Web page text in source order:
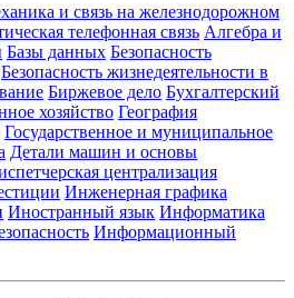
и связь на железнодорожном
телефонная связь Алгебра и
Базы данных Безопасность
Безопасность жизнедеятельности в
Биржевое дело Бухгалтерский
хозяйство География
Государственное и муниципальное
Детали машин и основы
централизация
Инженерная графика
Иностранный язык Информатика
Информационный